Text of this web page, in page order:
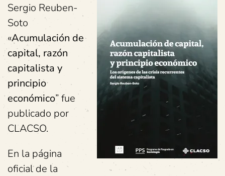
Sergio Reuben-
Soto
«Acumulación de
capital, razón
capitalista y
principio
económico” fue
publicado por
CLACSO.
En la página
oficial de la